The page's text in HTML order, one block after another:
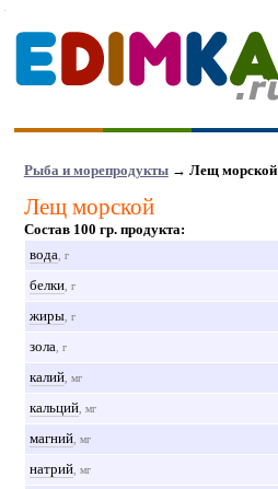
Рыба и морепродукты→ Лещ морской
Лещ морской
Состав 100 гр. продукта:
вода , г
белки, г
жиры, г
зола , г
калий, мг
кальций, мг
магний, мг
натрий, мг